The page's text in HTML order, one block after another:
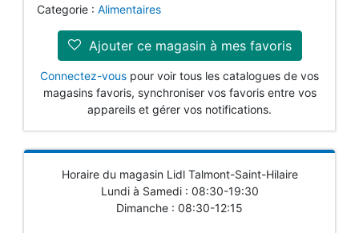
Categorie : Alimentaires
Ajouter ce magasin à mes favoris
Connectez-vous pour voir tous les catalogues de vos
magasins favoris, synchroniser vos favoris entre vos
appareils et gérer vos notifications.
Horaire du magasin Lidl Talmont-Saint-Hilaire
Lundi à Samedi : 08:30-19:30
Dimanche : 08:30-12:15